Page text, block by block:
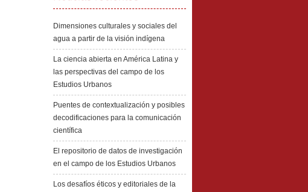
Dimensiones culturales y sociales del
agua a partir de la visión indígena
La ciencia abierta en América Latina y
las perspectivas del campo de los
Estudios Urbanos
Puentes de contextualización y posibles
decodificaciones para la comunicación
científica
El repositorio de datos de investigación
en el campo de los Estudios Urbanos
Los desafíos éticos y editoriales de la